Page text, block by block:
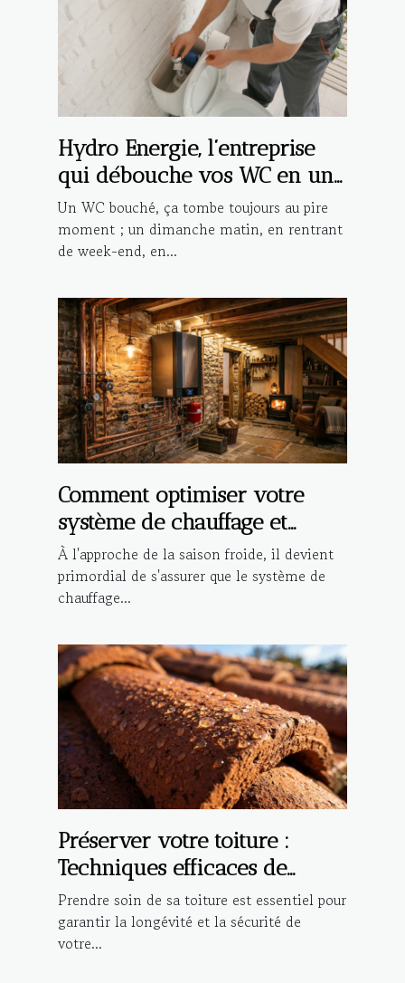
Hydro Energie, l’entreprise
qui débouche vos WC en un
rien de temps à Strasbourg !
Un WC bouché, ça tombe toujours au pire
moment ; un dimanche matin, en rentrant
de week-end, en...
Comment optimiser votre
système de chauffage et
plomberie pour l'hiver ?
À l'approche de la saison froide, il devient
primordial de s'assurer que le système de
chauffage...
Préserver votre toiture :
Techniques efficaces de
nettoyage et
d'imperméabilisation
Prendre soin de sa toiture est essentiel pour
garantir la longévité et la sécurité de
votre...